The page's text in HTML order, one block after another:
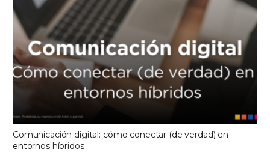
Comunicación digital: cómo conectar (de verdad) en
entornos híbridos